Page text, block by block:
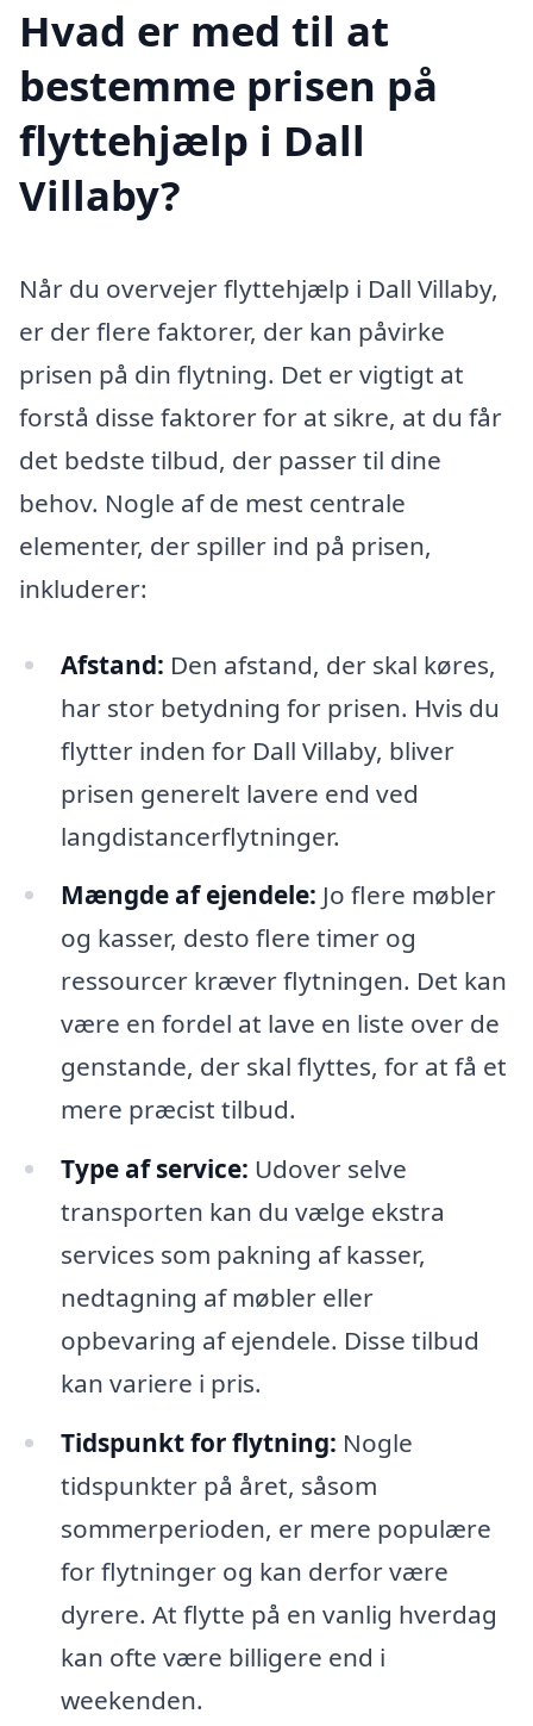
Hvad er med til at
bestemme prisen på
flyttehjælp i Dall
Villaby?
Når du overvejer flyttehjælp i Dall Villaby,
er der flere faktorer, der kan påvirke
prisen på din flytning. Det er vigtigt at
forstå disse faktorer for at sikre, at du får
det bedste tilbud, der passer til dine
behov. Nogle af de mest centrale
elementer, der spiller ind på prisen,
inkluderer:
Afstand: Den afstand, der skal køres,
har stor betydning for prisen. Hvis du
flytter inden for Dall Villaby, bliver
prisen generelt lavere end ved
langdistancerflytninger.
Mængde af ejendele: Jo flere møbler
og kasser, desto flere timer og
ressourcer kræver flytningen. Det kan
være en fordel at lave en liste over de
genstande, der skal flyttes, for at få et
mere præcist tilbud.
Type af service: Udover selve
transporten kan du vælge ekstra
services som pakning af kasser,
nedtagning af møbler eller
opbevaring af ejendele. Disse tilbud
kan variere i pris.
Tidspunkt for flytning: Nogle
tidspunkter på året, såsom
sommerperioden, er mere populære
for flytninger og kan derfor være
dyrere. At flytte på en vanlig hverdag
kan ofte være billigere end i
weekenden.